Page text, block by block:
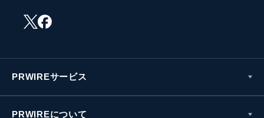
PRWIREサービス
PRWIREについて